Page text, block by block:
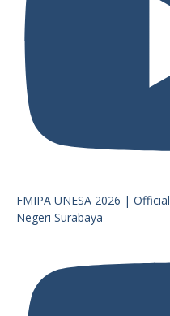
FMIPA UNESA 2026 |
Negeri Surabaya